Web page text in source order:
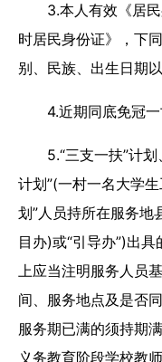
3.本人有效《居
时居民身份证》，下
别、民族、出生日期
4.近期同底免冠
5.“三支一扶”计
计划”(一村一名大学
划”人员持所在服务
目办)或“引导办”)出
上应当注明服务人员
间、服务地点及是否
服务期已满的须持期
义务教育阶段学校教